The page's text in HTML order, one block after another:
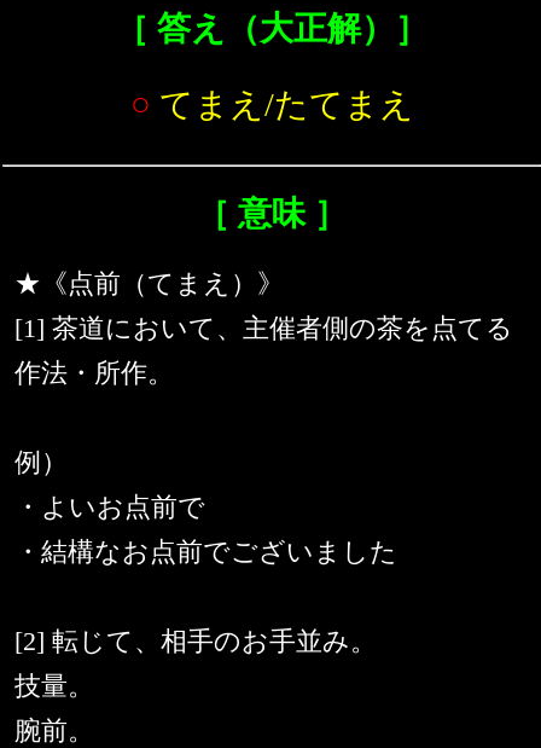
［ 答え（大正解）］
○ てまえ/たてまえ
［ 意味 ］
★《点前（てまえ）》
[1] 茶道において、主催者側の茶を点てる
作法・所作。
例）
・よいお点前で
・結構なお点前でございました
[2] 転じて、相手のお手並み。
技量。
腕前。